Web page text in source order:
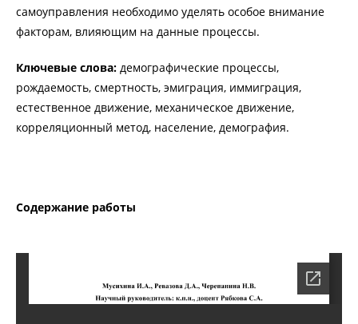
самоуправления необходимо уделять особое внимание
факторам, влияющим на данные процессы.
Ключевые слова: демографические процессы,
рождаемость, смертность, эмиграция, иммиграция,
естественное движение, механическое движение,
корреляционный метод, население, демография.
Содержание работы